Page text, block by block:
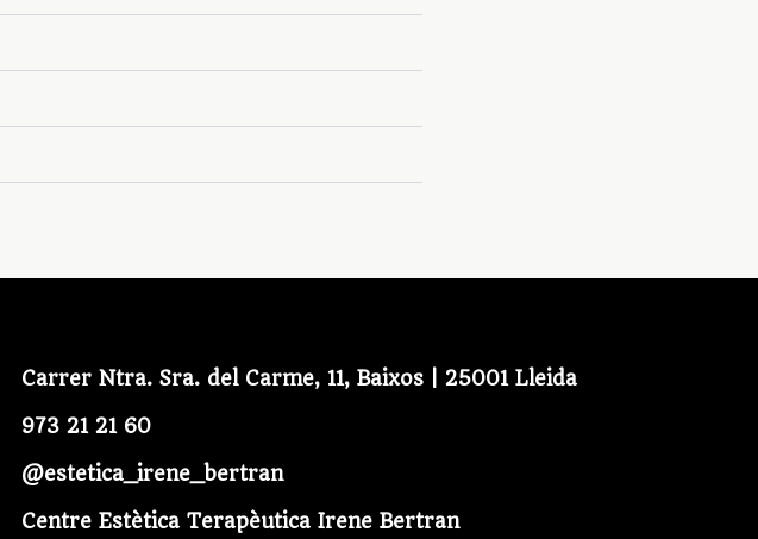
Carrer Ntra. Sra. del Carme, 11, Baixos | 25001 Lleida
973 21 21 60
@estetica_irene_bertran
Centre Estètica Terapèutica Irene Bertran